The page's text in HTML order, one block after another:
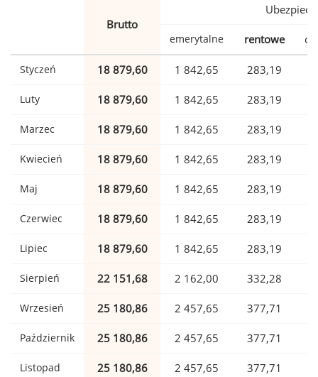
Brutto
emerytalne rentowe
Styczeń 18 879,60 1 842,65 283,19
Luty 18 879,60 1 842,65 283,19
Marzec 18 879,60 1 842,65 283,19
Kwiecień 18 879,60 1 842,65 283,19
Maj 18 879,60 1 842,65 283,19
Czerwiec 18 879,60 1 842,65 283,19
Lipiec 18 879,60 1 842,65 283,19
Sierpień 22 151,68 2 162,00 332,28
Wrzesień 25 180,86 2 457,65 377,71
Październik 25 180,86 2 457,65 377,71
Listopad 25 180,86 2 457,65 377,71